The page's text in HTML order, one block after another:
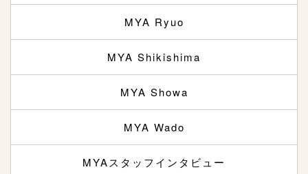
MYA Ryuo
MYA Shikishima
MYA Showa
MYA Wado
MYAスタッフインタビュー